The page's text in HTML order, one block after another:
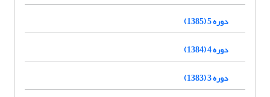
دوره 5 (1385)
دوره 4 (1384)
دوره 3 (1383)